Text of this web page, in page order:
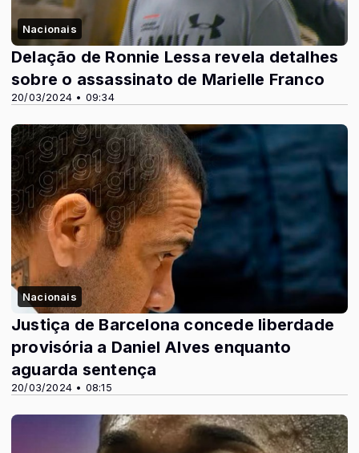
Nacionais
20/03/2024 • 09:34
Delação de Ronnie Lessa revela detalhes
sobre o assassinato de Marielle Franco
Nacionais
20/03/2024 • 08:15
Justiça de Barcelona concede liberdade
provisória a Daniel Alves enquanto
aguarda sentença